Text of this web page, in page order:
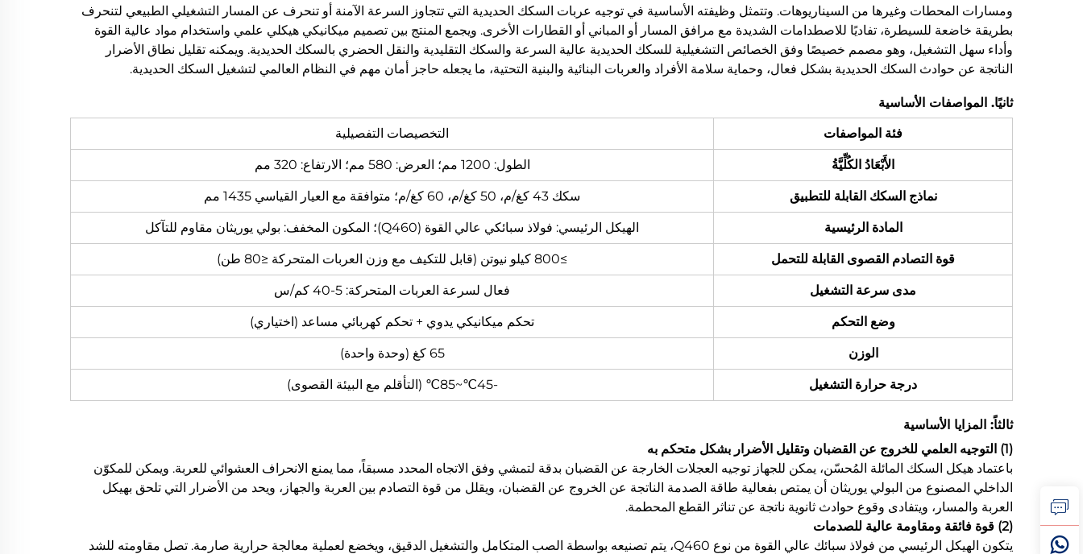
ومسارات المحطات وغيرها من السيناريوهات. وتتمثل وظيفته الأساسية في توجيه عربات السكك الحديدية التي تتجاوز السرعة الآمنة أو تنحرف عن المسار التشغيلي الطبيعي لتنحرف
بطريقة خاضعة للسيطرة، تفاديًا للاصطدامات الشديدة مع مرافق المسار أو المباني أو القطارات الأخرى. ويجمع المنتج بين تصميم ميكانيكي هيكلي علمي واستخدام مواد عالية القوة
وأداء سهل التشغيل، وهو مصمم خصيصًا وفق الخصائص التشغيلية للسكك الحديدية عالية السرعة والسكك التقليدية والنقل الحضري بالسكك الحديدية. ويمكنه تقليل نطاق الأضرار
الناتجة عن حوادث السكك الحديدية بشكل فعال، وحماية سلامة الأفراد والعربات البنائية والبنية التحتية، ما يجعله حاجز أمان مهم في النظام العالمي لتشغيل السكك الحديدية.
ثانيًا. المواصفات الأساسية
فئة المواصفات
التخصيصات التفصيلية
الأَبْعَادُ الكُلِّيَّةُ الطول: 1200 مم؛ العرض: 580 مم؛ الارتفاع: 320 مم
نماذج السكك القابلة للتطبيق سكك 43 كغ/م، 50 كغ/م، 60 كغ/م؛ متوافقة مع العيار القياسي 1435 مم
المادة الرئيسية الهيكل الرئيسي: فولاذ سبائكي عالي القوة (Q460)؛ المكون المخفف: بولي يوريثان مقاوم للتآكل
قوة التصادم القصوى القابلة للتحمل ≥800 كيلو نيوتن (قابل للتكيف مع وزن العربات المتحركة ≤80 طن)
مدى سرعة التشغيل فعال لسرعة العربات المتحركة: 5-40 كم/س
وضع التحكم تحكم ميكانيكي يدوي + تحكم كهربائي مساعد (اختياري)
الوزن 65 كغ (وحدة واحدة)
درجة حرارة التشغيل -45℃~85℃ (التأقلم مع البيئة القصوى)
ثالثاً: المزايا الأساسية
(1) التوجيه العلمي للخروج عن القضبان وتقليل الأضرار بشكل متحكم به
باعتماد هيكل السكك المائلة المُحسّن، يمكن للجهاز توجيه العجلات الخارجة عن القضبان بدقة لتمشي وفق الاتجاه المحدد مسبقاً، مما يمنع الانحراف العشوائي للعربة. ويمكن للمكوّن
الداخلي المصنوع من البولي يوريثان أن يمتص بفعالية طاقة الصدمة الناتجة عن الخروج عن القضبان، ويقلل من قوة التصادم بين العربة والجهاز، ويحد من الأضرار التي تلحق بهيكل
العربة والمسار، ويتفادى وقوع حوادث ثانوية ناتجة عن تناثر القطع المحطمة.
(2) قوة فائقة ومقاومة عالية للصدمات
يتكون الهيكل الرئيسي من فولاذ سبائك عالي القوة من نوع Q460، يتم تصنيعه بواسطة الصب المتكامل والتشغيل الدقيق، ويخضع لعملية معالجة حرارية صارمة. تصل مقاومته للشد